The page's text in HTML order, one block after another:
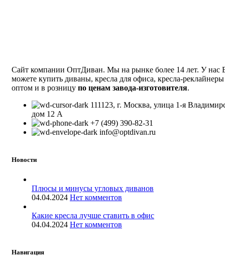
Сайт компании ОптДиван. Мы на рынке более 14 лет. У нас
можете купить диваны, кресла для офиса, кресла-реклайнеры
оптом и в розницу по ценам завода-изготовителя.
111123, г. Москва, улица 1-я
дом 12 А
+7 (499) 390-82-31
info@optdivan.ru
Новости
Плюсы и минусы угловых диванов
04.04.2024 Нет комментов
Какие кресла лучше ставить в офис
04.04.2024 Нет комментов
Навигация